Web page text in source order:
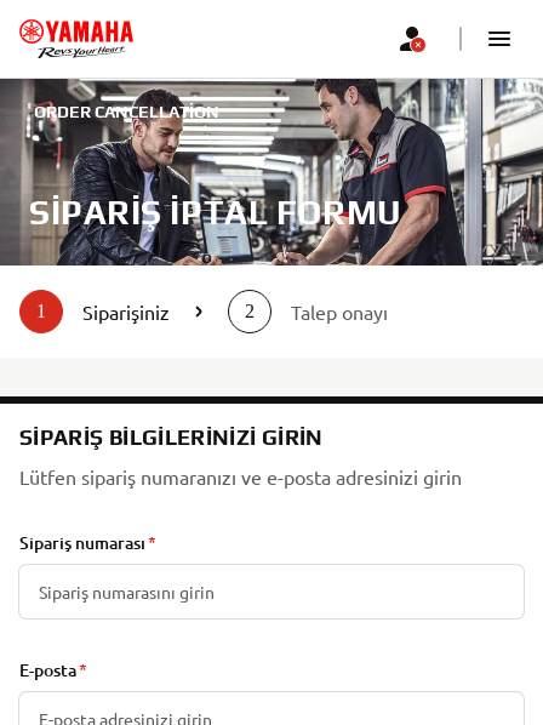
ORDER CANCELLATION
SIPARIŞ IPTAL FORMU
1 Siparişiniz 2 Talep onayı
SIPARIŞ BILGILERINIZI GIRIN
Lütfen sipariş numaranızı ve e-posta adresinizi girin
Sipariş numarası
E-posta